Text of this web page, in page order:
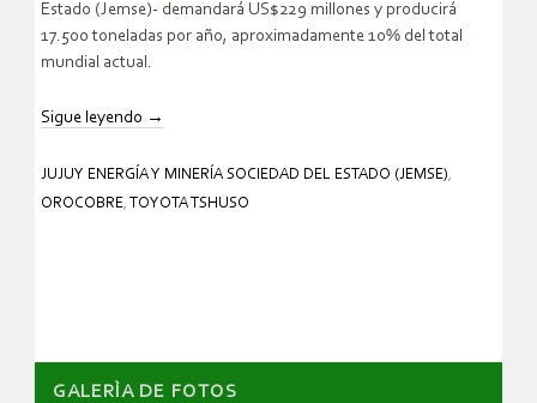
Estado (Jemse)- demandará US$229 millones y producirá
17.500 toneladas por año, aproximadamente 10% del total
mundial actual.
Sigue leyendo →
JUJUY ENERGÍA Y MINERÍA SOCIEDAD DEL ESTADO (JEMSE),
OROCOBRE, TOYOTA TSHUSO
GALERÌA DE FOTOS